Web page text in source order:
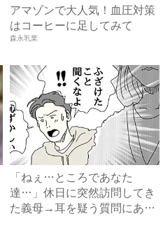
アマゾンで大人気！血圧対策
はコーヒーに足してみて
森永乳業
「ねぇ…ところであなた
達…」休日に突然訪問してき
た義母→耳を疑う質問にあ